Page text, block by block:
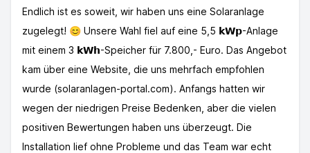
Endlich ist es soweit, wir haben uns eine Solaranlage
zugelegt! 😊 Unsere Wahl fiel auf eine 5,5 𝗸𝗪𝗽-Anlage
mit einem 3 𝗸𝗪𝗵-Speicher für 7.800,- Euro. Das Angebot
kam über eine Website, die uns mehrfach empfohlen
wurde (solaranlagen-portal.com). Anfangs hatten wir
wegen der niedrigen Preise Bedenken, aber die vielen
positiven Bewertungen haben uns überzeugt. Die
Installation lief ohne Probleme und das Team war echt